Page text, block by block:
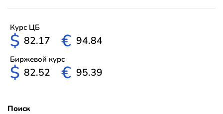
Курс ЦБ
$ 82.17 € 94.84
Биржевой курс
$ 82.52 € 95.39
Поиск